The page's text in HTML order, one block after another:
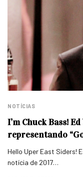
NOTÍCIAS
I’m Chuck Bass!
representando
Hello Uper East Siders!
notícia de 2017…